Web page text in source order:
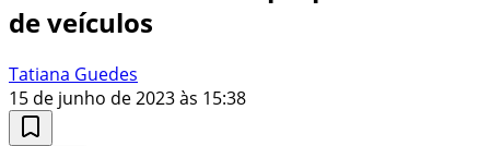
de veículos
Tatiana Guedes
15 de junho de 2023 às 15:38